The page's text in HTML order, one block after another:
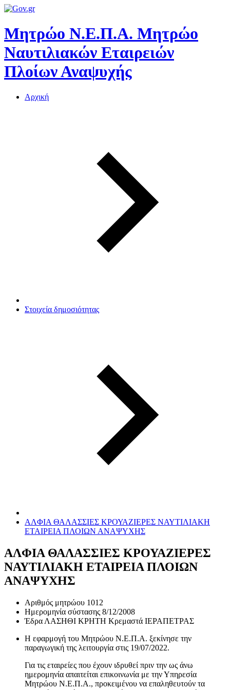
Μητρώο Ν.Ε.Π.Α. Μητρώο
Ναυτιλιακών Εταιρειών
Πλοίων Αναψυχής
Αρχική
Στοιχεία δημοσιότητας
ΑΛΦΙΑ ΘΑΛΑΣΣΙΕΣ ΚΡΟΥΑΖΙΕΡΕΣ ΝΑΥΤΙΛΙΑΚΗ
ΕΤΑΙΡΕΙΑ ΠΛΟΙΩΝ ΑΝΑΨΥΧΗΣ
ΑΛΦΙΑ ΘΑΛΑΣΣΙΕΣ ΚΡΟΥΑΖΙΕΡΕΣ
ΝΑΥΤΙΛΙΑΚΗ ΕΤΑΙΡΕΙΑ ΠΛΟΙΩΝ
ΑΝΑΨΥΧΗΣ
Αριθμός μητρώου 1012
Ημερομηνία σύστασης 8/12/2008
Έδρα ΛΑΣΗΘΙ ΚΡΗΤΗ Κρεμαστά ΙΕΡΑΠΕΤΡΑΣ
Η εφαρμογή του Μητρώου Ν.Ε.Π.Α. ξεκίνησε την
παραγωγική της λειτουργία στις 19/07/2022.
Για τις εταιρείες που έχουν ιδρυθεί πριν την ως άνω
ημερομηνία απαιτείται επικοινωνία με την Υπηρεσία
Μητρώου Ν.Ε.Π.Α., προκειμένου να επαληθευτούν τα